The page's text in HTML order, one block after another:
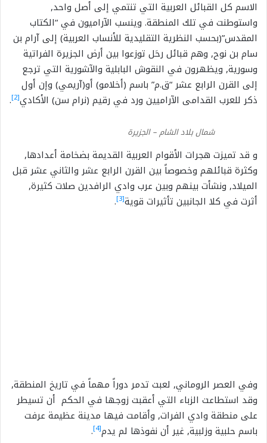
الاسم كل القبائل العربية التي تنتمي إلى أصل واحد,
واستوطنت في تلك المنطقة. وينسب الآراميون في “الكتاب
المقدس”(بحسب النظرية التقليدية للأنساب العربية) إلى آرام بن
سام بن نوح, وهم قبائل رحَل توزعوا بين أرض الجزيرة الفراتية
وسورية, ويظهرون في النقوش البابلية والآشورية التي ترجع
إلى القرن الرابع عشر “ق.م” باسم (أخلامو) أو(آريمي) وإن أول
ذكر للعرب القدامى الآراميين ورد في رقيم (نرام سن) الأكادي[2]
.
شمال بلاد الشام – الجزيرة
و قد تميزت هجرات الأقوام العربية القديمة بضخامة أعدادها,
وكثرة قبائلهم وخصوصاً بين القرن الرابع عشر والثاني عشر قبل
الميلاد, ونشأت بينهم وبين عرب وادي الرافدين صلات كثيرة,
أثرت في كلا الجانبين تأثيرات قوية[3]
.
وفي العصر الروماني, لعبت تدمر دوراً مهماً في تاريخ المنطقة,
وقد استطاعت الزباء التي أعقبت زوجها في الحكم أن تسيطر
على منطقة وادي الفرات, وأقامت فيها مدينة عظيمة عرفت
باسم حلبية وزلبية, غير أن نفوذها لم يدم[4]
.